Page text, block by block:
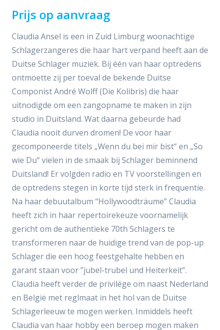
Prijs op aanvraag
Claudia Ansel is een in Zuid Limburg woonachtige
Schlagerzangeres die haar hart verpand heeft aan de
Duitse Schlager muziek. Bij één van haar optredens
ontmoette zij per toeval de bekende Duitse
Componist André Wolff (Die Kolibris) die haar
uitnodigde om een zangopname te maken in zijn
studio in Duitsland. Wat daarna gebeurde had
Claudia nooit durven dromen! De voor haar
gecomponeerde titels „Wenn du bei mir bist“ en „So
wie Du“ vielen in de smaak bij Schlager beminnend
Duitsland! Er volgden radio en TV voorstellingen en
de optredens stegen in korte tijd sterk in frequentie.
Na haar debuutalbum “Hollywoodträume” Claudia
heeft zich in haar repertoirekeuze voornamelijk
gericht om de authentieke 70th Schlagers te
transformeren naar de huidige trend van de pop-up
Schlager die een hoog feestgehalte hebben en
garant staan voor ”jubel-trubel und Heiterkeit”.
Claudia heeft verder de privilége om naast Nederland
en België met reglmaat in het hol van de Duitse
Schlagerleeuw te mogen werken. Inmiddels heeft
Claudia van haar hobby een beroep mogen maken